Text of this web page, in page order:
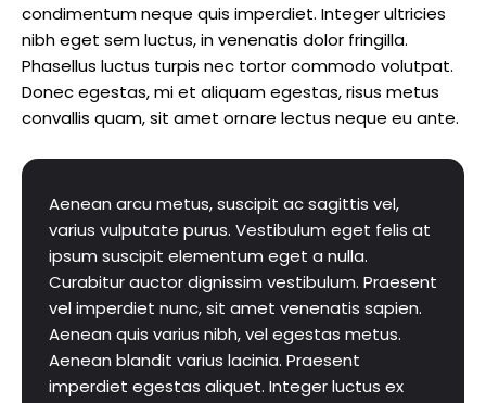
condimentum neque quis imperdiet. Integer ultricies
nibh eget sem luctus, in venenatis dolor fringilla.
Phasellus luctus turpis nec tortor commodo volutpat.
Donec egestas, mi et aliquam egestas, risus metus
convallis quam, sit amet ornare lectus neque eu ante.
Aenean arcu metus, suscipit ac sagittis vel,
varius vulputate purus. Vestibulum eget felis at
ipsum suscipit elementum eget a nulla.
Curabitur auctor dignissim vestibulum. Praesent
vel imperdiet nunc, sit amet venenatis sapien.
Aenean quis varius nibh, vel egestas metus.
Aenean blandit varius lacinia. Praesent
imperdiet egestas aliquet. Integer luctus ex